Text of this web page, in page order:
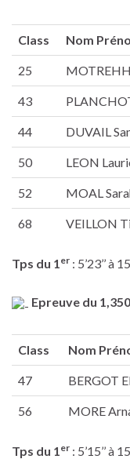
Class Nom
25
43
44 DUVAIL
50 LEON
52 MOAL
68 VEILLON
Tps du 1er : 5’23’’ à
Epreuve du
Class Nom
47 BERGOT
56 MORE
Tps du 1er : 5’15’’ à